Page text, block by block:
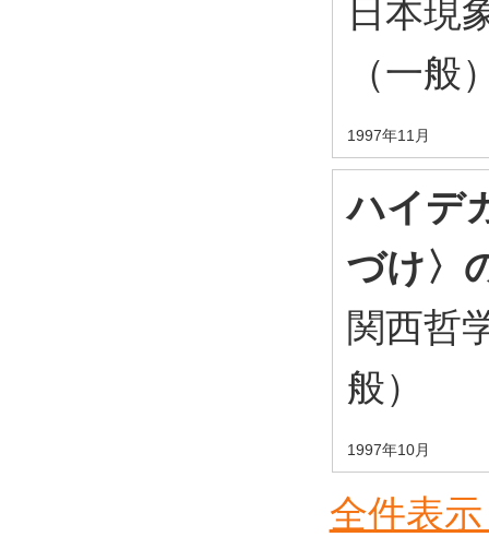
日本現
（一般
1997年11月
ハイデ
づけ〉
関西哲
般）
1997年10月
全件表